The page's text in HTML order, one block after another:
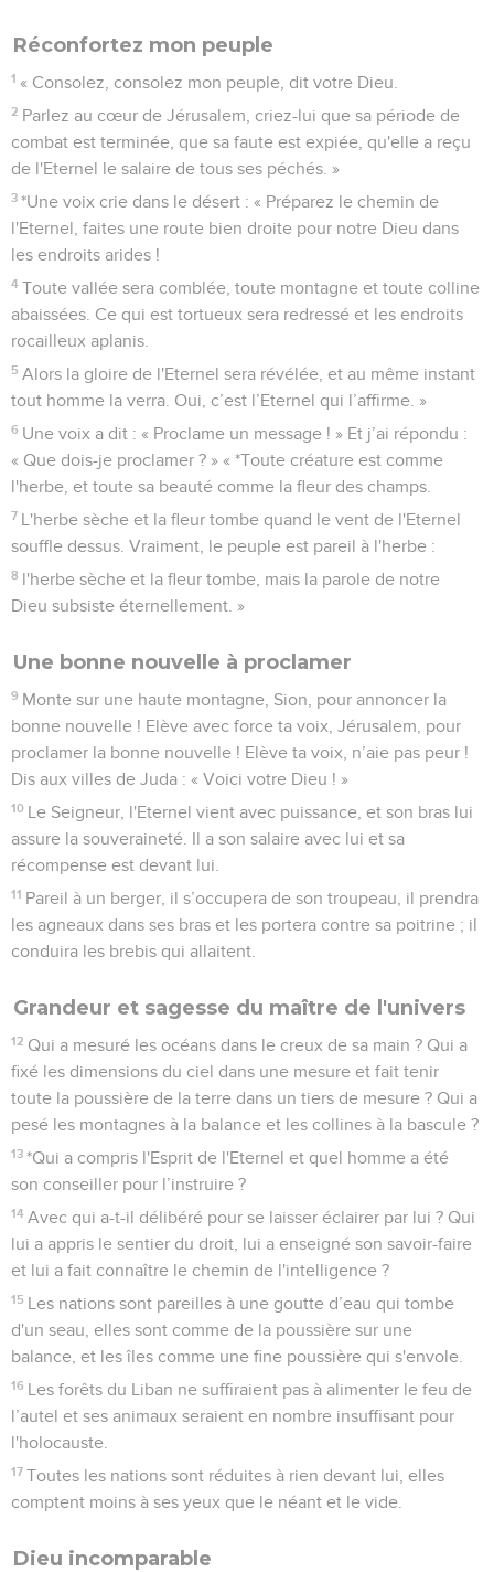
Réconfortez mon peuple
1 « Consolez, consolez mon peuple, dit votre Dieu.
2 Parlez au cœur de Jérusalem, criez-lui que sa période de
combat est terminée, que sa faute est expiée, qu'elle a reçu
de l'Eternel le salaire de tous ses péchés. »
3 *Une voix crie dans le désert : « Préparez le chemin de
l'Eternel, faites une route bien droite pour notre Dieu dans
les endroits arides !
4 Toute vallée sera comblée, toute montagne et toute colline
abaissées. Ce qui est tortueux sera redressé et les endroits
rocailleux aplanis.
5 Alors la gloire de l'Eternel sera révélée, et au même instant
tout homme la verra. Oui, c’est l’Eternel qui l’affirme. »
6 Une voix a dit : « Proclame un message ! » Et j’ai répondu :
« Que dois-je proclamer ? » « *Toute créature est comme
l'herbe, et toute sa beauté comme la fleur des champs.
7 L'herbe sèche et la fleur tombe quand le vent de l'Eternel
souffle dessus. Vraiment, le peuple est pareil à l'herbe :
8 l'herbe sèche et la fleur tombe, mais la parole de notre
Dieu subsiste éternellement. »
Une bonne nouvelle à proclamer
9 Monte sur une haute montagne, Sion, pour annoncer la
bonne nouvelle ! Elève avec force ta voix, Jérusalem, pour
proclamer la bonne nouvelle ! Elève ta voix, n’aie pas peur !
Dis aux villes de Juda : « Voici votre Dieu ! »
10 Le Seigneur, l'Eternel vient avec puissance, et son bras lui
assure la souveraineté. Il a son salaire avec lui et sa
récompense est devant lui.
11 Pareil à un berger, il s’occupera de son troupeau, il prendra
les agneaux dans ses bras et les portera contre sa poitrine ; il
conduira les brebis qui allaitent.
Grandeur et sagesse du maître de l'univers
12 Qui a mesuré les océans dans le creux de sa main ? Qui a
fixé les dimensions du ciel dans une mesure et fait tenir
toute la poussière de la terre dans un tiers de mesure ? Qui a
pesé les montagnes à la balance et les collines à la bascule ?
13 *Qui a compris l'Esprit de l'Eternel et quel homme a été
son conseiller pour l’instruire ?
14 Avec qui a-t-il délibéré pour se laisser éclairer par lui ? Qui
lui a appris le sentier du droit, lui a enseigné son savoir-faire
et lui a fait connaître le chemin de l'intelligence ?
15 Les nations sont pareilles à une goutte d’eau qui tombe
d'un seau, elles sont comme de la poussière sur une
balance, et les îles comme une fine poussière qui s'envole.
16 Les forêts du Liban ne suffiraient pas à alimenter le feu de
l’autel et ses animaux seraient en nombre insuffisant pour
l'holocauste.
17 Toutes les nations sont réduites à rien devant lui, elles
comptent moins à ses yeux que le néant et le vide.
Dieu incomparable